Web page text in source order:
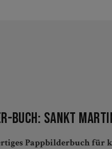
Buch: Sankt
Pappbilderbuch für